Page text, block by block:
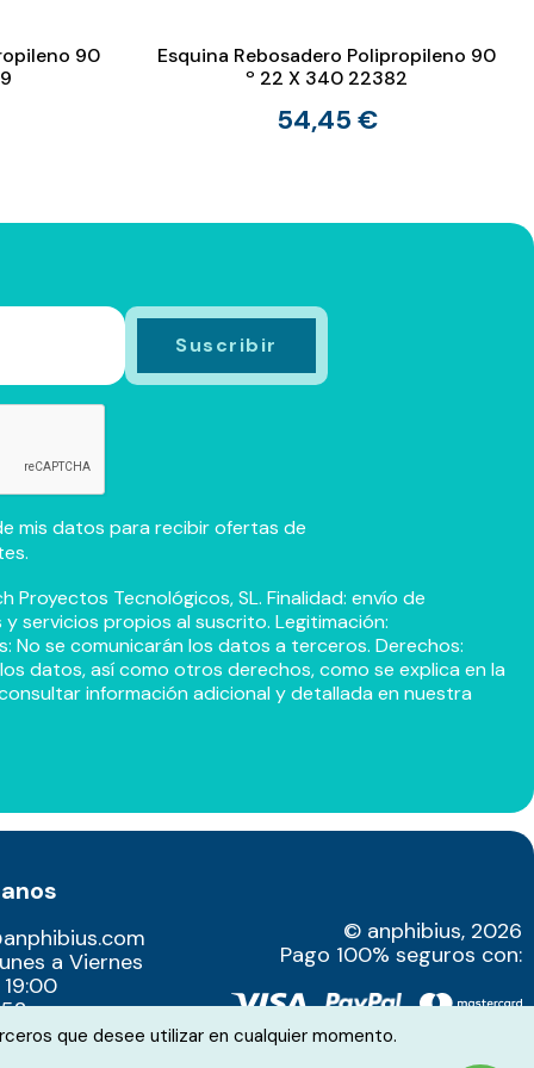
90
Esquina Rebosadero Polipropileno 90
º 22 X 340 22382
54,45 €
mis datos para recibir ofertas de
Proyectos Tecnológicos, SL. Finalidad: envío de
servicios propios al suscrito. Legitimación:
No se comunicarán los datos a terceros. Derechos:
datos, así como otros derechos, como se explica en la
información adicional y detallada en nuestra
a Viernes
© anphibius, 2026
Pago 100% seguros con:
que desee utilizar en cualquier momento.